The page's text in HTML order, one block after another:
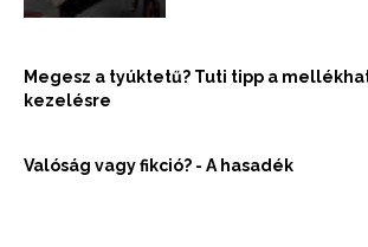
Megesz a tyúktetű? Tuti tipp a
kezelésre
Valóság vagy fikció? - A hasadék